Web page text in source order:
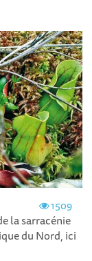
1509
la sarracénie
du Nord, ici